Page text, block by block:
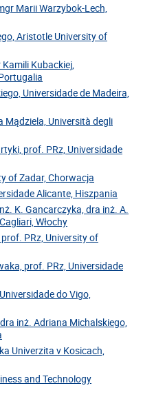
Marii Warzybok-Lech,
Aristotle University of
Kamili Kubackiej,
Universidade de Madeira,
Mądziela, Università degli
prof. PRz, Universidade
of Zadar, Chorwacja
Alicante, Hiszpania
K. Gancarczyka, dra inż. A.
Włochy
PRz, University of
prof. PRz, Universidade
do Vigo,
inż. Adriana Michalskiego,
Univerzita v Kosicach,
and Technology